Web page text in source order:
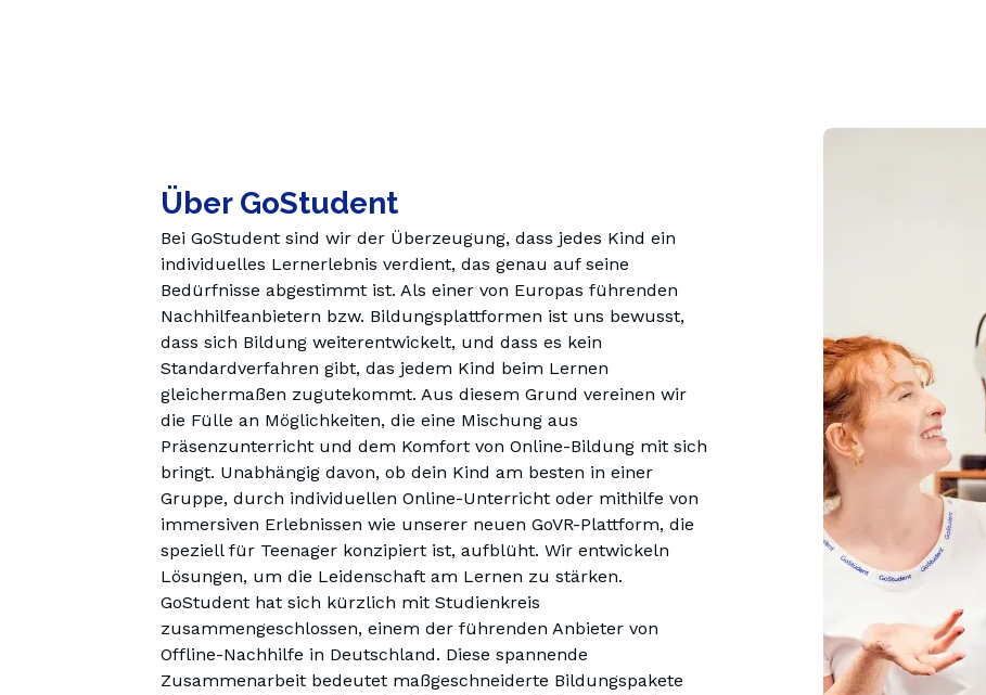
Über GoStudent
Bei GoStudent sind wir der Überzeugung, dass jedes Kind ein
individuelles Lernerlebnis verdient, das genau auf seine
Bedürfnisse abgestimmt ist. Als einer von Europas führenden
Nachhilfeanbietern bzw. Bildungsplattformen ist uns bewusst,
dass sich Bildung weiterentwickelt, und dass es kein
Standardverfahren gibt, das jedem Kind beim Lernen
gleichermaßen zugutekommt. Aus diesem Grund vereinen wir
die Fülle an Möglichkeiten, die eine Mischung aus
Präsenzunterricht und dem Komfort von Online-Bildung mit sich
bringt. Unabhängig davon, ob dein Kind am besten in einer
Gruppe, durch individuellen Online-Unterricht oder mithilfe von
immersiven Erlebnissen wie unserer neuen GoVR-Plattform, die
speziell für Teenager konzipiert ist, aufblüht. Wir entwickeln
GoStudent hat sich kürzlich mit Studienkreis
zusammengeschlossen, einem der führenden Anbieter von
Offline-Nachhilfe in Deutschland. Diese spannende
Zusammenarbeit bedeutet maßgeschneiderte Bildungspakete